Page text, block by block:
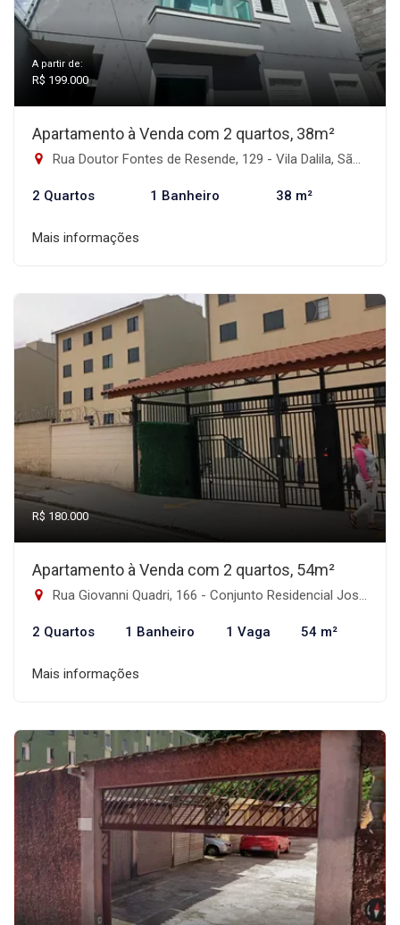
A partir de:
R$ 199.000
Apartamento à Venda com 2 quartos, 38m²
Rua Doutor Fontes de Resende, 129 - Vila Dalila, São Paulo-SP
2 Quartos 1 Banheiro 38 m²
Mais informações
R$ 180.000
Apartamento à Venda com 2 quartos, 54m²
Rua Giovanni Quadri, 166 - Conjunto Residencial José Bonifácio, São Paulo-SP
2 Quartos 1 Banheiro 1 Vaga 54 m²
Mais informações